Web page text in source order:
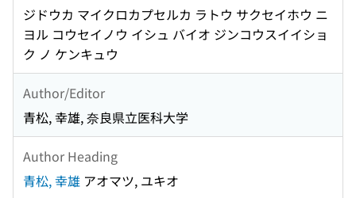
ジドウカ マイクロカプセルカ ラトウ サクセイホウ ニ
ヨル コウセイノウ イシュ バイオ ジンコウスイイショ
ク ノ ケンキュウ
Author/Editor
青松, 幸雄, 奈良県立医科大学
Author Heading
青松, 幸雄 アオマツ, ユキオ